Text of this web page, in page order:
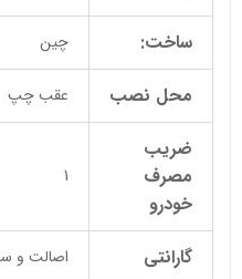
ساخت: چین
محل نصب عقب چپ
ضریب
مصرف
خودرو
1
گارانتی اصالت و